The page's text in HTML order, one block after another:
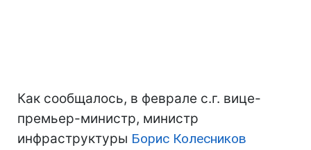
Как сообщалось, в феврале с.г. вице-
премьер-министр, министр
инфраструктуры Борис Колесников